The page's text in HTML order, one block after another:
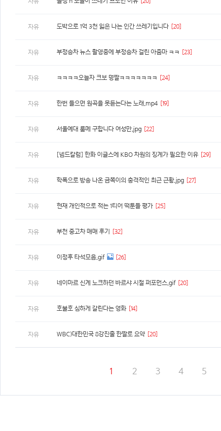
자유 도박으로 1억 3천 잃은 나는 인간 쓰레기입니다 [20]
자유 부정승차 뉴스 촬영중에 부정승차 걸린 아줌마 ㅋㅋ [23]
자유 ㅋㅋㅋㅋ오늘자 크보 명짤ㅋㅋㅋㅋㅋㅋㅋ [24]
자유 한번 들으면 원곡을 못듣는다는 노래.mp4 [19]
자유 서울예대 룸메 구합니다 여성만.jpg [22]
자유 [넴드칼럼] 한화 이글스에 KBO 차원의 징계가 필요한 이유 [29]
자유 학폭으로 방송 나온 금쪽이의 충격적인 최근 근황.jpg [27]
자유 현재 개인적으로 적는 1티어 떡툰들 평가 [25]
자유 부천 중고차 매매 후기 [32]
자유 이정후 타석모음.gif [26]
자유 네이마르 신계 노크하던 바르샤 시절 퍼포먼스.gif [20]
자유 호불호 심하게 갈린다는 영화 [14]
자유 WBC)대한민국 8강진출 한짤로 요약 [20]
1 2 3 4 5